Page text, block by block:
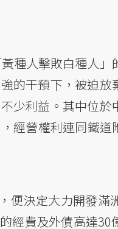
種人擊敗白種人
的干預下，被迫
少利益。其中位
經營權利連同鐵道
便決定大力開發滿
經費及外債高達30